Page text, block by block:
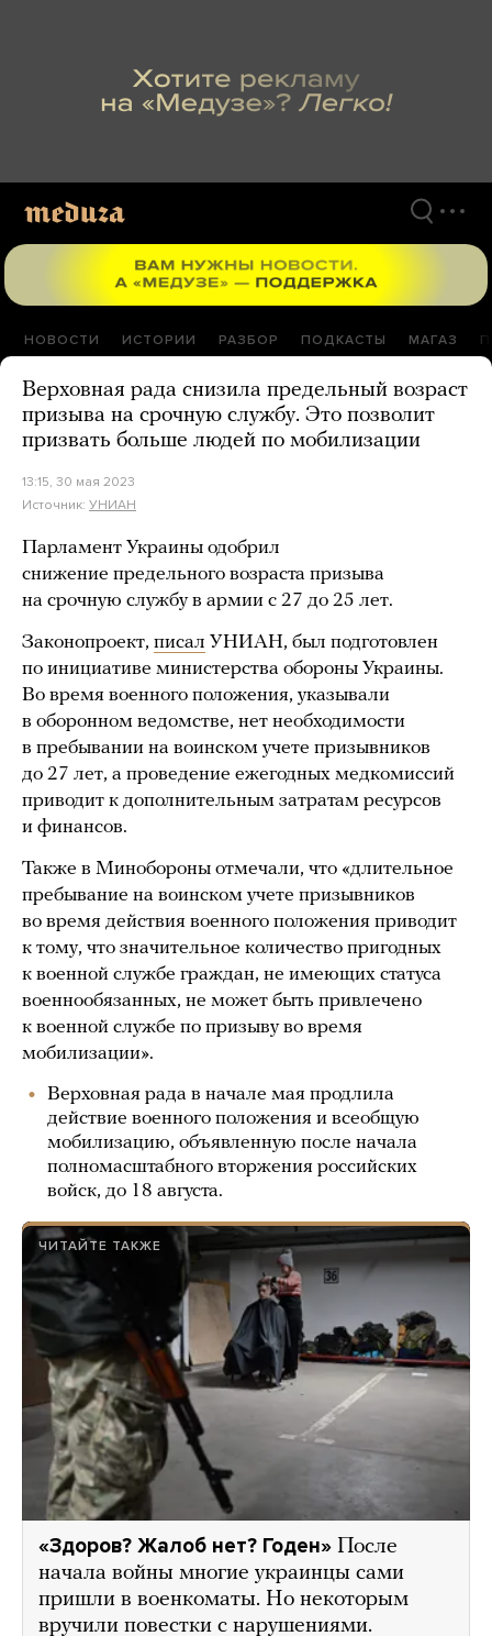
НОВОСТИ ИСТОРИИ РАЗБОР ПОДКАСТЫ МАГАЗ
Верховная рада снизила предельный возраст
призыва на срочную службу. Это позволит
призвать больше людей по мобилизации
13:15, 30 мая 2023
Источник: УНИАН
Парламент Украины одобрил
снижение предельного возраста призыва
на срочную службу в армии с 27 до 25 лет.
Законопроект, писал УНИАН, был подготовлен
по инициативе министерства обороны Украины.
Во время военного положения, указывали
в оборонном ведомстве, нет необходимости
в пребывании на воинском учете призывников
до 27 лет, а проведение ежегодных медкомиссий
приводит к дополнительным затратам ресурсов
и финансов.
Также в Минобороны отмечали, что «длительное
пребывание на воинском учете призывников
во время действия военного положения приводит
к тому, что значительное количество пригодных
к военной службе граждан, не имеющих статуса
военнообязанных, не может быть привлечено
к военной службе по призыву во время
мобилизации».
Верховная рада в начале мая продлила
действие военного положения и всеобщую
мобилизацию, объявленную после начала
полномасштабного вторжения российских
войск, до 18 августа.
ЧИТАЙТЕ ТАКЖЕ
«Здоров? Жалоб нет? Годен» После
начала войны многие украинцы сами
пришли в военкоматы. Но некоторым
вручили повестки с нарушениями.